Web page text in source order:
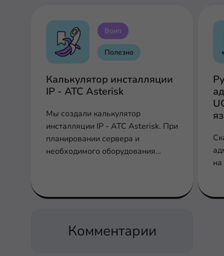
Воип
Полезно
Калькулятор инсталляции
IP - АТС Asterisk
Мы создали калькулятор
инсталляции IP - АТС Asterisk. При
планировании сервера и
необходимого оборудования
Комментарии